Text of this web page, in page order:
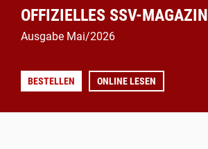
OFFIZIELLES SSV-MAGAZIN
Ausgabe Mai/2026
BESTELLEN ONLINE LESEN